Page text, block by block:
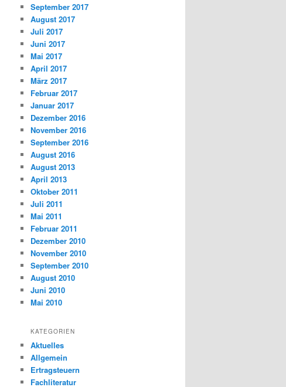
n
September 2017
August 2017
Juli 2017
Juni 2017
Mai 2017
April 2017
März 2017
Februar 2017
Januar 2017
Dezember 2016
November 2016
September 2016
August 2016
August 2013
April 2013
Oktober 2011
Juli 2011
Mai 2011
Februar 2011
Dezember 2010
November 2010
September 2010
August 2010
Juni 2010
Mai 2010
KATEGORIEN
Aktuelles
Allgemein
Ertragsteuern
Fachliteratur